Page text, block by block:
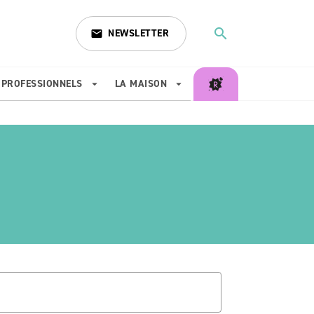
email NEWSLETTER search
PROFESSIONNELS arrow_drop_down LA MAISON arrow_drop_down
search